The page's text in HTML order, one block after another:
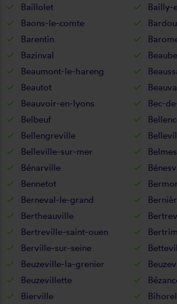
Baillolet
Bailly-
Baons-le-comte
Barentin
Bazinval
Beaumont-le-hareng
Beautot
Beauvoir-en-lyons
Bec-
Belbeuf
Bellengreville
Belleville-sur-mer
Bénarville
Bennetot
Berneval-le-grand
Bertheauville
Bertreville-saint-ouen
Berville-sur-seine
Beuzeville-la-grenier
Beuzevillette
Bierville
Bihorel